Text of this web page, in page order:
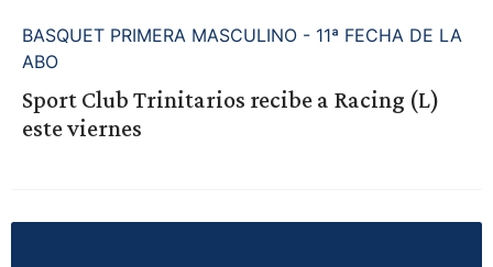
BASQUET PRIMERA MASCULINO - 11ª FECHA DE LA
ABO
Sport Club Trinitarios recibe a Racing (L)
este viernes